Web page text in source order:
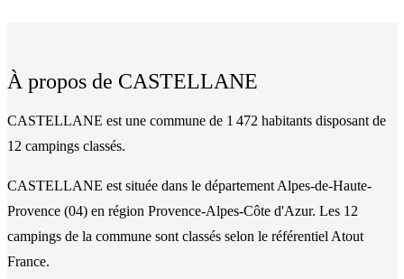
À propos de CASTELLANE
CASTELLANE est une commune de 1 472 habitants disposant de
12 campings classés.
CASTELLANE est située dans le département Alpes-de-Haute-
Provence (04) en région Provence-Alpes-Côte d'Azur. Les 12
campings de la commune sont classés selon le référentiel Atout
France.